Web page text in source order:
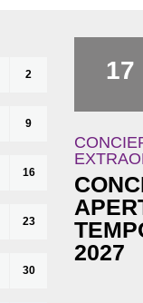
2
9
16
23
30
17
2027